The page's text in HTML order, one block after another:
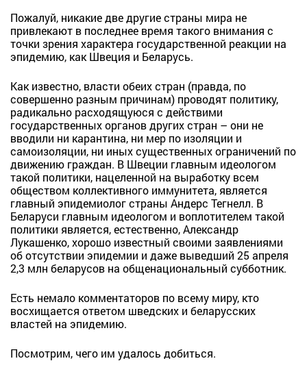
Пожалуй, никакие две другие страны мира не
привлекают в последнее время такого внимания с
точки зрения характера государственной реакции на
эпидемию, как Швеция и Беларусь.
Как известно, власти обеих стран (правда, по
совершенно разным причинам) проводят политику,
радикально расходящуюся с действими
государственных органов других стран – они не
вводили ни карантина, ни мер по изоляции и
самоизоляции, ни иных существенных ограничений по
движению граждан. В Швеции главным идеологом
такой политики, нацеленной на выработку всем
обществом коллективного иммунитета, является
главный эпидемиолог страны Андерс Тегнелл. В
Беларуси главным идеологом и воплотителем такой
политики является, естественно, Александр
Лукашенко, хорошо известный своими заявлениями
об отсутствии эпидемии и даже выведший 25 апреля
2,3 млн беларусов на общенациональный субботник.
Есть немало комментаторов по всему миру, кто
восхищается ответом шведских и беларусских
властей на эпидемию.
Посмотрим, чего им удалось добиться.